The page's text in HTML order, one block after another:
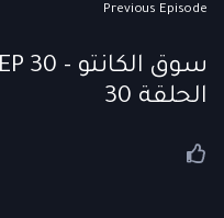
Previous Episode
الحلقة 30